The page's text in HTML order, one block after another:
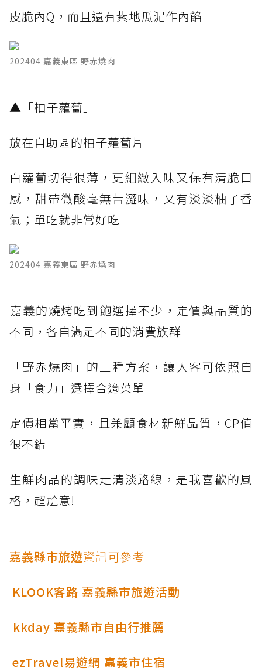
皮脆內Q，而且還有紫地瓜泥作內餡
202404 嘉義東區 野赤燒肉
​▲「柚子蘿蔔」
放在自助區的柚子蘿蔔片
白蘿蔔切得很薄，更細緻入味又保有清脆口
感，甜帶微酸毫無苦澀味，又有淡淡柚子香
氣；單吃就非常好吃
202404 嘉義東區 野赤燒肉
​嘉義的燒烤吃到飽選擇不少，定價與品質的
不同，各自滿足不同的消費族群
「野赤燒肉」的三種方案，讓人客可依照自
身「食力」選擇合適菜單
定價相當平實，且兼顧食材新鮮品質，CP值
很不錯
生鮮肉品的調味走清淡路線，是我喜歡的風
格，超尬意!
嘉義縣市旅遊資訊可參考
KLOOK客路 嘉義縣市旅遊活動
kkday 嘉義縣市自由行推薦
ezTravel易遊網 嘉義市住宿